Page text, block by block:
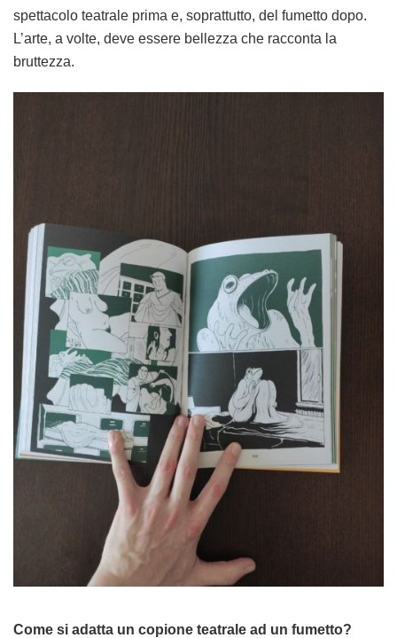
spettacolo teatrale prima e, soprattutto, del fumetto dopo.
L’arte, a volte, deve essere bellezza che racconta la
bruttezza.
Come si adatta un copione teatrale ad un fumetto?